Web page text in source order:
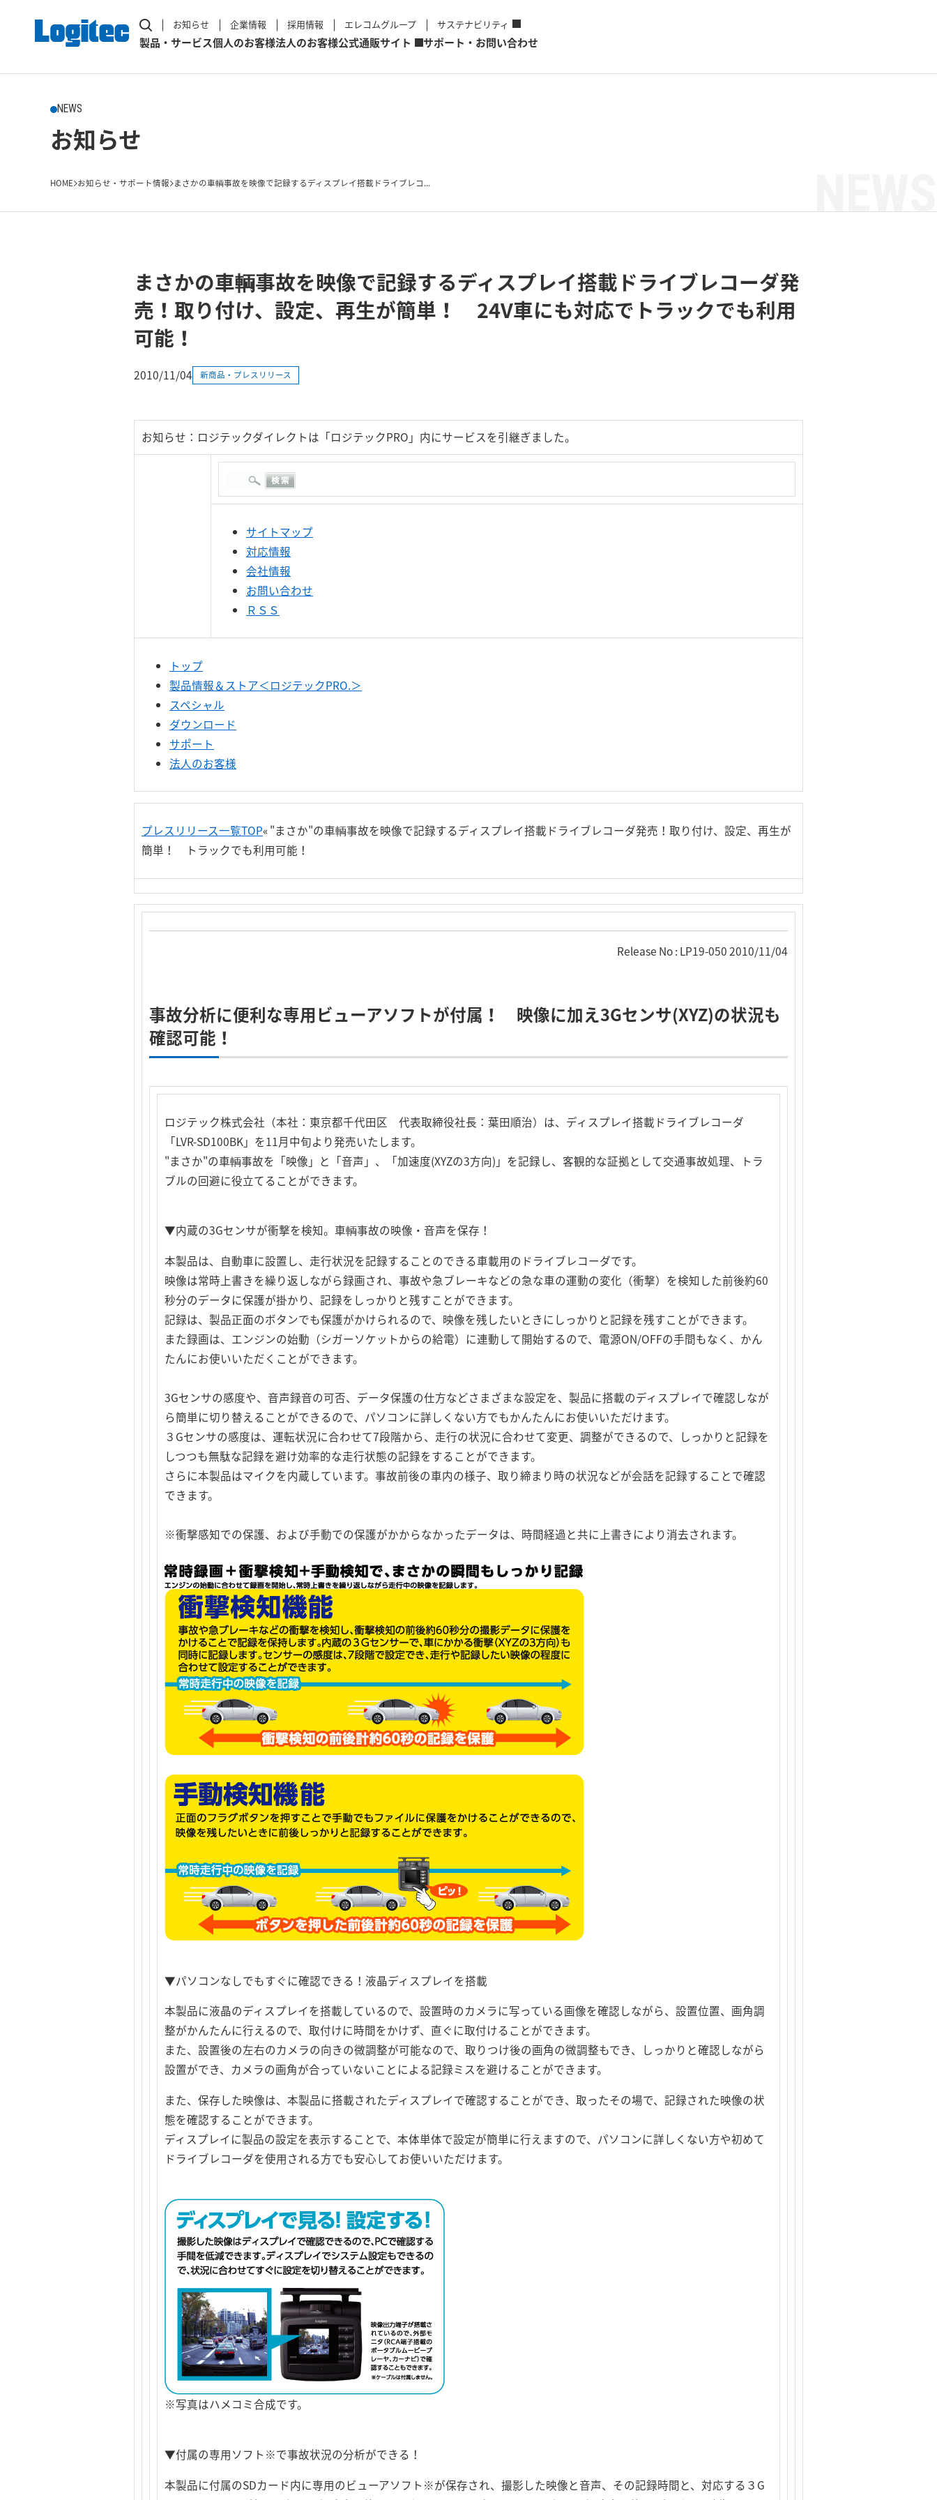
お知らせ 企業情報 採用情報 エレコムグループ サステナビリティ
製品・サービス個人のお客様法人のお客様公式通販サイト サポート・お問い合わせ
NEWS
お知らせ
HOME お知らせ・サポート情報 まさかの車輌事故を映像で記録するディスプレイ搭載ドライブレコ...
まさかの車輌事故を映像で記録するディスプレイ搭載ドライブレコーダ発
売！取り付け、設定、再生が簡単！ 24V車にも対応でトラックでも利用
可能！
2010/11/04 新商品・プレスリリース
お知らせ：ロジテックダイレクトは「ロジテックPRO」内にサービスを引継ぎました。
サイトマップ
対応情報
会社情報
お問い合わせ
ＲＳＳ
トップ
製品情報＆ストア＜ロジテックPRO.＞
スペシャル
ダウンロード
サポート
法人のお客様
プレスリリース一覧TOP« "まさか"の車輌事故を映像で記録するディスプレイ搭載ドライブレコーダ発売！取り付け、設定、再生が
簡単！ トラックでも利用可能！
Release No : LP19-050 2010/11/04
事故分析に便利な専用ビューアソフトが付属！ 映像に加え3Gセンサ(XYZ)の状況も
確認可能！
ロジテック株式会社（本社：東京都千代田区 代表取締役社長：葉田順治）は、ディスプレイ搭載ドライブレコーダ
「LVR-SD100BK」を11月中旬より発売いたします。
"まさか"の車輌事故を「映像」と「音声」、「加速度(XYZの3方向)」を記録し、客観的な証拠として交通事故処理、トラ
ブルの回避に役立てることができます。
▼内蔵の3Gセンサが衝撃を検知。車輌事故の映像・音声を保存！
本製品は、自動車に設置し、走行状況を記録することのできる車載用のドライブレコーダです。
映像は常時上書きを繰り返しながら録画され、事故や急ブレーキなどの急な車の運動の変化（衝撃）を検知した前後約60
秒分のデータに保護が掛かり、記録をしっかりと残すことができます。
記録は、製品正面のボタンでも保護がかけられるので、映像を残したいときにしっかりと記録を残すことができます。
また録画は、エンジンの始動（シガーソケットからの給電）に連動して開始するので、電源ON/OFFの手間もなく、かん
たんにお使いいただくことができます。
3Gセンサの感度や、音声録音の可否、データ保護の仕方などさまざまな設定を、製品に搭載のディスプレイで確認しなが
ら簡単に切り替えることができるので、パソコンに詳しくない方でもかんたんにお使いいただけます。
３Gセンサの感度は、運転状況に合わせて7段階から、走行の状況に合わせて変更、調整ができるので、しっかりと記録を
しつつも無駄な記録を避け効率的な走行状態の記録をすることができます。
さらに本製品はマイクを内蔵しています。事故前後の車内の様子、取り締まり時の状況などが会話を記録することで確認
できます。
※衝撃感知での保護、および手動での保護がかからなかったデータは、時間経過と共に上書きにより消去されます。
▼パソコンなしでもすぐに確認できる！液晶ディスプレイを搭載
本製品に液晶のディスプレイを搭載しているので、設置時のカメラに写っている画像を確認しながら、設置位置、画角調
整がかんたんに行えるので、取付けに時間をかけず、直ぐに取付けることができます。
また、設置後の左右のカメラの向きの微調整が可能なので、取りつけ後の画角の微調整もでき、しっかりと確認しながら
設置ができ、カメラの画角が合っていないことによる記録ミスを避けることができます。
また、保存した映像は、本製品に搭載されたディスプレイで確認することができ、取ったその場で、記録された映像の状
態を確認することができます。
ディスプレイに製品の設定を表示することで、本体単体で設定が簡単に行えますので、パソコンに詳しくない方や初めて
ドライブレコーダを使用される方でも安心してお使いいただけます。
※写真はハメコミ合成です。
▼付属の専用ソフト※で事故状況の分析ができる！
本製品に付属のSDカード内に専用のビューアソフト※が保存され、撮影した映像と音声、その記録時間と、対応する３G